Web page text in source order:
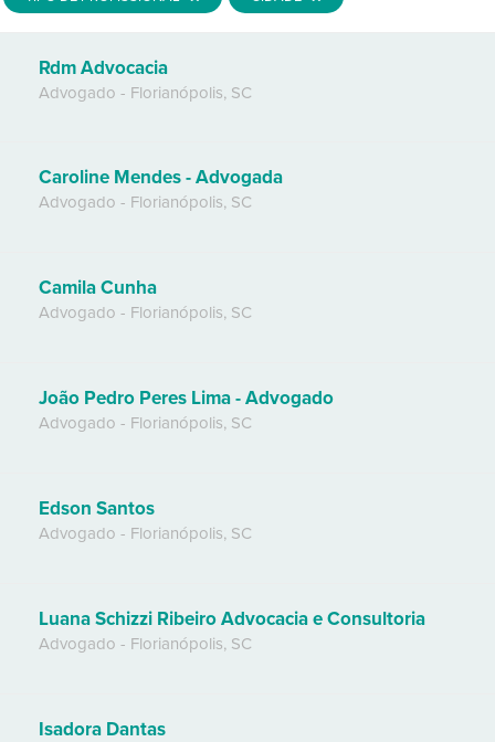
Rdm Advocacia
Advogado - Florianópolis, SC
Caroline Mendes - Advogada
Advogado - Florianópolis, SC
Camila Cunha
Advogado - Florianópolis, SC
João Pedro Peres Lima - Advogado
Advogado - Florianópolis, SC
Edson Santos
Advogado - Florianópolis, SC
Luana Schizzi Ribeiro Advocacia e Consultoria
Advogado - Florianópolis, SC
Isadora Dantas